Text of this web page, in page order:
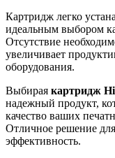
Картридж легко
идеальным выбором
Отсутствие
увеличивает
оборудования.
Выбирая картридж
надежный продукт,
качество ваших
Отличное решение
эффективность.